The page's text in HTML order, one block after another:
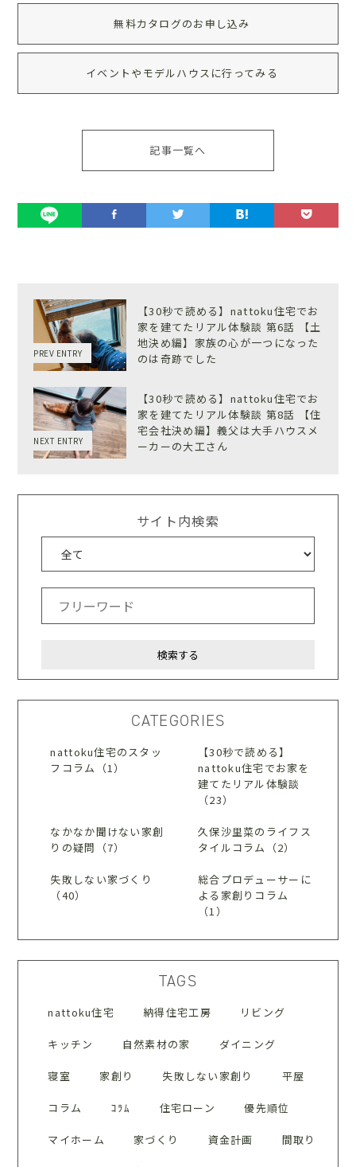
無料カタログのお申し込み
イベントやモデルハウスに行ってみる
記事一覧へ
PREV ENTRY
【30秒で読める】nattoku住宅でお
家を建てたリアル体験談 第6話 【土
地決め編】家族の心が一つになった
のは奇跡でした
NEXT ENTRY
【30秒で読める】nattoku住宅でお
家を建てたリアル体験談 第8話 【住
宅会社決め編】義父は大手ハウスメ
ーカーの大工さん
サイト内検索
CATEGORIES
nattoku住宅のスタッ
フコラム（1）
【30秒で読める】
nattoku住宅でお家を
建てたリアル体験談
（23）
なかなか聞けない家創
りの疑問（7）
久保沙里菜のライフス
タイルコラム（2）
失敗しない家づくり
（40）
総合プロデューサーに
よる家創りコラム
（1）
TAGS
nattoku住宅 納得住宅工房 リビング
キッチン 自然素材の家 ダイニング
寝室 家創り 失敗しない家創り 平屋
コラム ｺﾗﾑ 住宅ローン 優先順位
マイホーム 家づくり 資金計画 間取り